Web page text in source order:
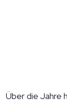
Über die Jahre